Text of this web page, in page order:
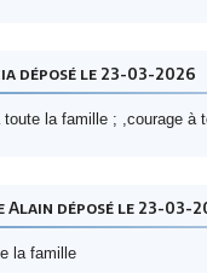
déposé le 23-03-2026
la famille ; ,courage à
déposé le 23-03-
la famille